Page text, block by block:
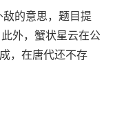
的意思，题目提
外，蟹状星云在公
，在唐代还不存